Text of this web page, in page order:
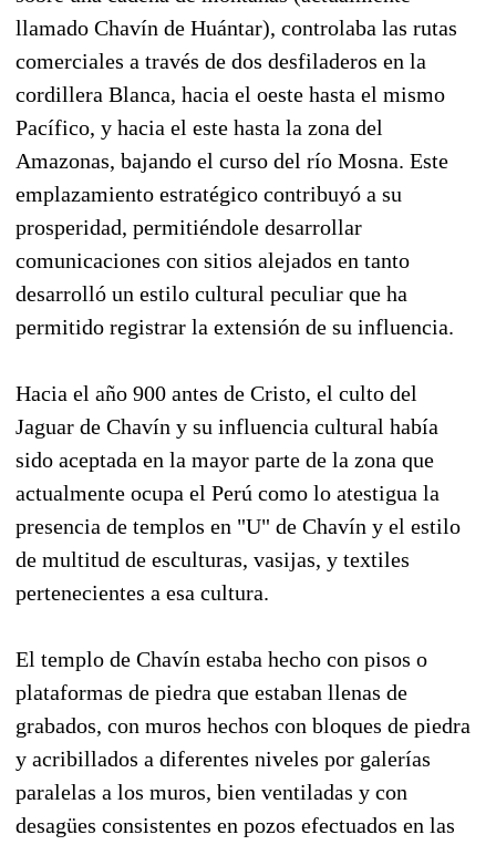
llamado Chavín de Huántar), controlaba las rutas
comerciales a través de dos desfiladeros en la
cordillera Blanca, hacia el oeste hasta el mismo
Pacífico, y hacia el este hasta la zona del
Amazonas, bajando el curso del río Mosna. Este
emplazamiento estratégico contribuyó a su
prosperidad, permitiéndole desarrollar
comunicaciones con sitios alejados en tanto
desarrolló un estilo cultural peculiar que ha
permitido registrar la extensión de su influencia.
Hacia el año 900 antes de Cristo, el culto del
Jaguar de Chavín y su influencia cultural había
sido aceptada en la mayor parte de la zona que
actualmente ocupa el Perú como lo atestigua la
presencia de templos en "U" de Chavín y el estilo
de multitud de esculturas, vasijas, y textiles
pertenecientes a esa cultura.
El templo de Chavín estaba hecho con pisos o
plataformas de piedra que estaban llenas de
grabados, con muros hechos con bloques de piedra
y acribillados a diferentes niveles por galerías
paralelas a los muros, bien ventiladas y con
desagües consistentes en pozos efectuados en las